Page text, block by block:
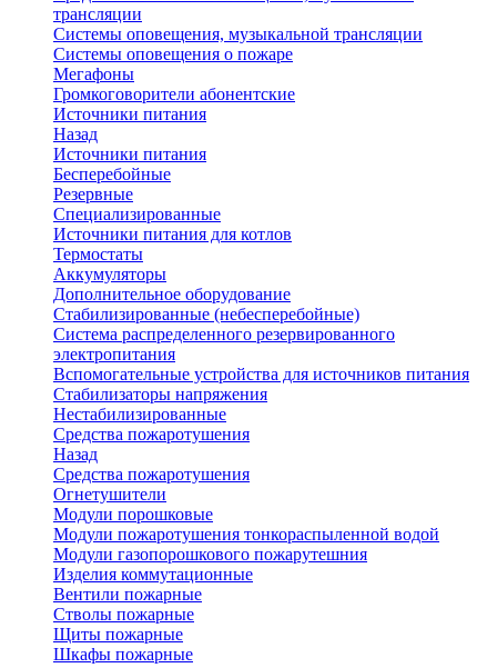
трансляции
Системы оповещения, музыкальной трансляции
Системы оповещения о пожаре
Мегафоны
Громкоговорители абонентские
Источники питания
Назад
Источники питания
Бесперебойные
Резервные
Специализированные
Источники питания для котлов
Термостаты
Аккумуляторы
Дополнительное оборудование
Стабилизированные (небесперебойные)
Система распределенного резервированного
электропитания
Вспомогательные устройства для источников питания
Стабилизаторы напряжения
Нестабилизированные
Средства пожаротушения
Назад
Средства пожаротушения
Огнетушители
Модули порошковые
Модули пожаротушения тонкораспыленной водой
Модули газопорошкового пожарутешния
Изделия коммутационные
Вентили пожарные
Стволы пожарные
Щиты пожарные
Шкафы пожарные